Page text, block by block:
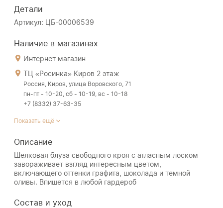
Детали
Артикул: ЦБ-00006539
Наличие в магазинах
Интернет магазин
ТЦ «Росинка» Киров 2 этаж
Россия, Киров, улица Воровского, 71
пн-пт - 10-20, сб - 10-19, вс - 10-18
+7 (8332) 37-63-35
Показать ещё
Описание
Шелковая блуза свободного кроя с атласным лоском
завораживает взгляд интересным цветом,
включающего оттенки графита, шоколада и темной
оливы. Впишется в любой гардероб
Состав и уход